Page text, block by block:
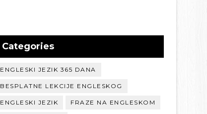
Categories
ENGLESKI JEZIK 365 DANA
BESPLATNE LEKCIJE ENGLESKOG
ENGLESKI JEZIK FRAZE NA ENGLESKOM